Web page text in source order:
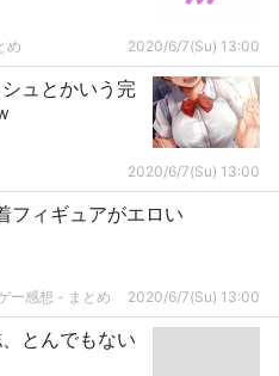
め 2020/6/7(Su) 13:00
ュとかいう完
2020/6/7(Su) 13:00
フィギュアがエロい
ー感想 - まとめ 2020/6/7(Su) 13:00
とんでもない